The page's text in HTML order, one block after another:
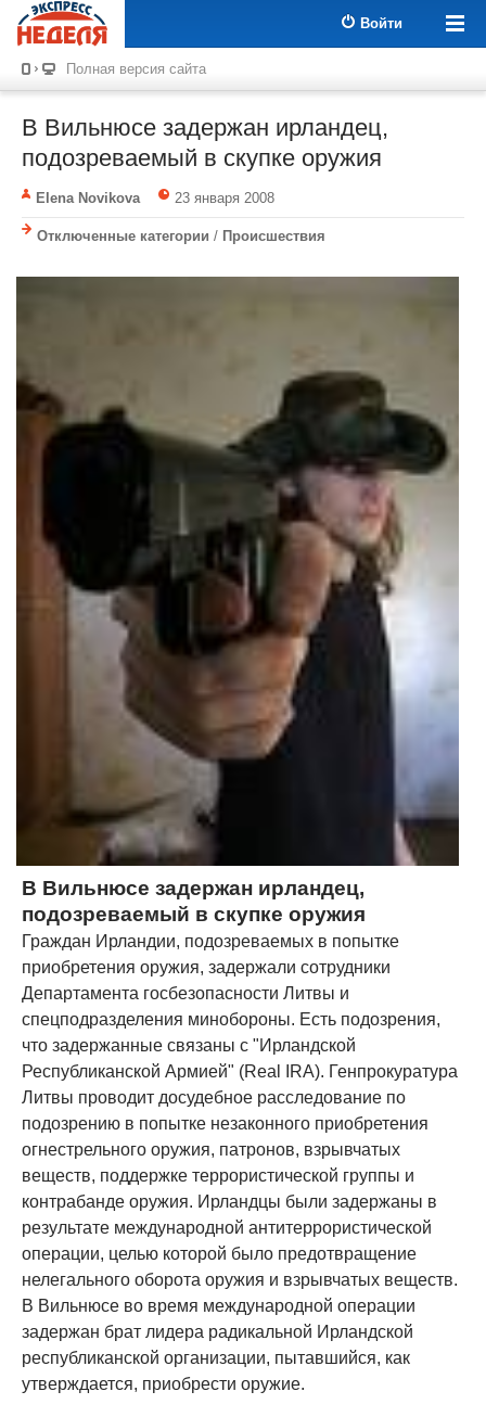
Войти
Полная версия сайта
В Вильнюсе задержан ирландец,
подозреваемый в скупке оружия
Elena Novikova 23 января 2008
Отключенные категории / Происшествия
В Вильнюсе задержан ирландец,
подозреваемый в скупке оружия
Граждан Ирландии, подозреваемых в попытке
приобретения оружия, задержали сотрудники
Департамента госбезопасности Литвы и
спецподразделения минобороны. Есть подозрения,
что задержанные связаны с "Ирландской
Республиканской Армией" (Real IRA). Генпрокуратура
Литвы проводит досудебное расследование по
подозрению в попытке незаконного приобретения
огнестрельного оружия, патронов, взрывчатых
веществ, поддержке террористической группы и
контрабанде оружия. Ирландцы были задержаны в
результате международной антитеррористической
операции, целью которой было предотвращение
нелегального оборота оружия и взрывчатых веществ.
В Вильнюсе во время международной операции
задержан брат лидера радикальной Ирландской
республиканской организации, пытавшийся, как
утверждается, приобрести оружие.